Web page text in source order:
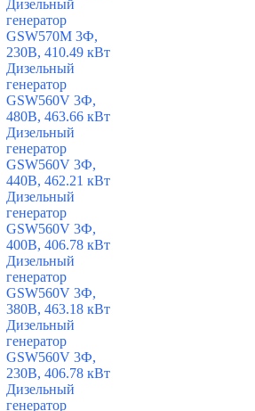
Дизельный
генератор
GSW570M 3Ф,
230В, 410.49 кВт
Дизельный
генератор
GSW560V 3Ф,
480В, 463.66 кВт
Дизельный
генератор
GSW560V 3Ф,
440В, 462.21 кВт
Дизельный
генератор
GSW560V 3Ф,
400В, 406.78 кВт
Дизельный
генератор
GSW560V 3Ф,
380В, 463.18 кВт
Дизельный
генератор
GSW560V 3Ф,
230В, 406.78 кВт
Дизельный
генератор